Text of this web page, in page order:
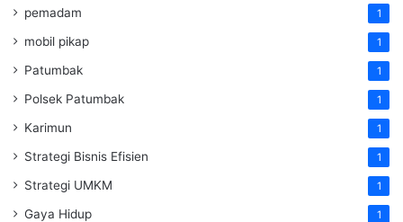
pemadam 1
mobil pikap 1
Patumbak 1
Polsek Patumbak 1
Karimun 1
Strategi Bisnis Efisien 1
Strategi UMKM 1
Gaya Hidup 1